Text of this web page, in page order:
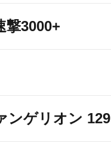
撃3000+
ンゲリオン